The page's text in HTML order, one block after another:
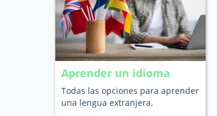
Aprender un idioma
Todas las opciones para aprender
una lengua extranjera.